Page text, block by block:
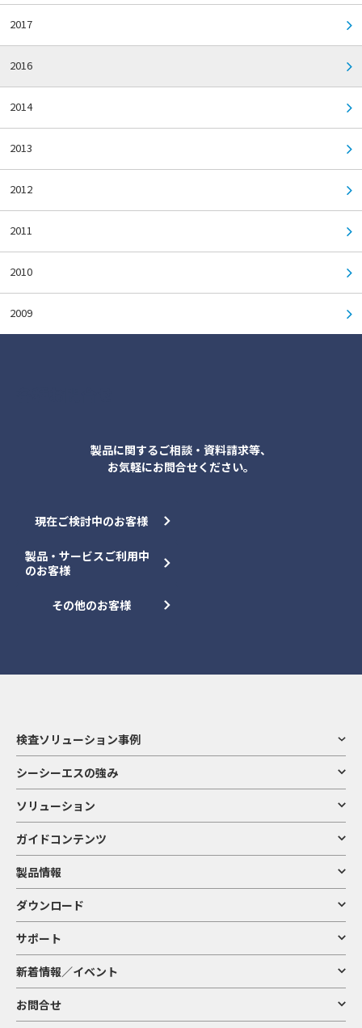
2017
2016
2014
2013
2012
2011
2010
2009
製品に関するご相談・資料請求等、
お気軽にお問合せください。
現在ご検討中のお客様
製品・サービスご利用中
のお客様
その他のお客様
検査ソリューション事例
シーシーエスの強み
ソリューション
ガイドコンテンツ
製品情報
ダウンロード
サポート
新着情報／イベント
お問合せ